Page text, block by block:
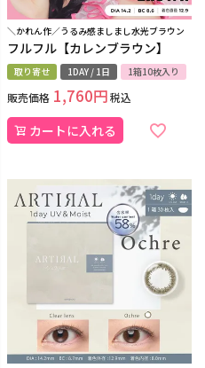
＼かれん作／うるみ感ましまし水光ブラウン
フルフル【カレンブラウン】
取り寄せ 1DAY / 1日 1箱10枚入り
販売価格 1,760 税込
カートに入れる